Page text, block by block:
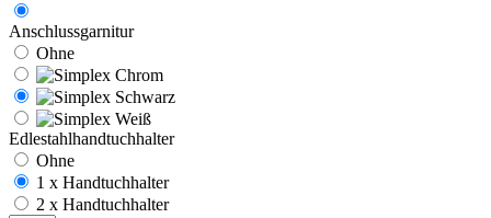
Anschlussgarnitur
Ohne
Edlestahlhandtuchhalter
Ohne
1 x Handtuchhalter
2 x Handtuchhalter